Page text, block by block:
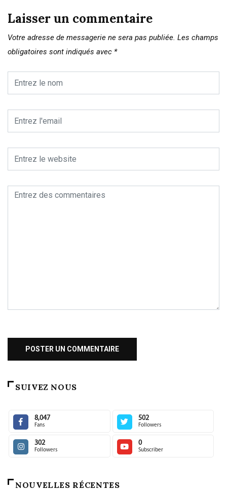
Laisser un commentaire
Votre adresse de messagerie ne sera pas publiée. Les champs
obligatoires sont indiqués avec *
SUIVEZ NOUS
8,047
Fans
502
Followers
302
Followers
0
Subscriber
NOUVELLES RÉCENTES